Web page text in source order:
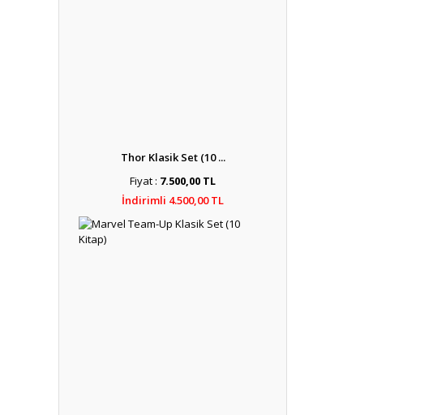
Thor Klasik Set (10 ...
Fiyat : 7.500,00 TL
İndirimli 4.500,00 TL